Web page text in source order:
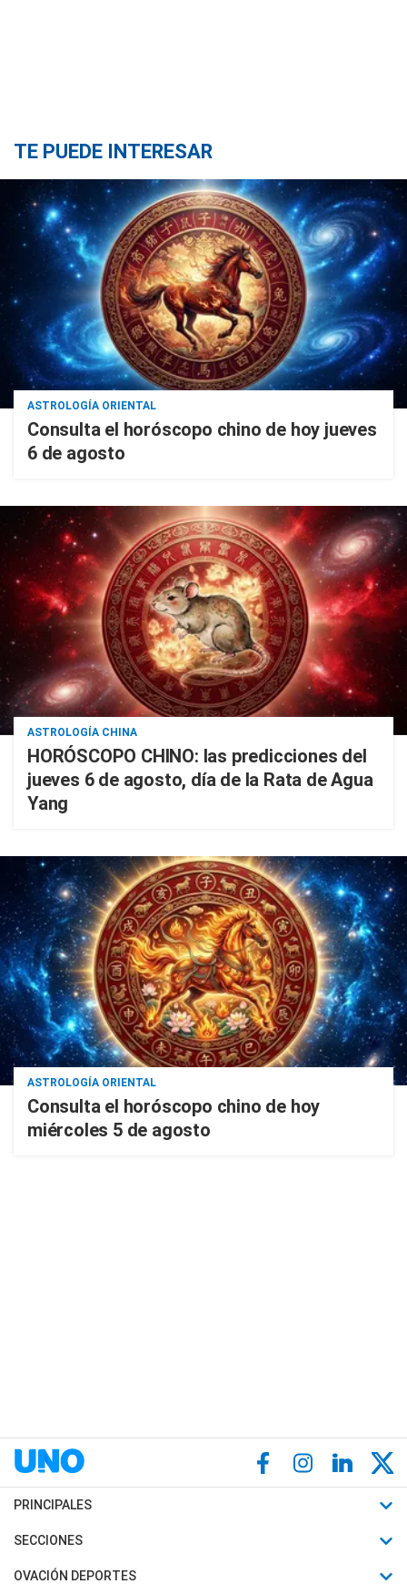
TE PUEDE INTERESAR
ASTROLOGÍA ORIENTAL
Consulta el horóscopo chino de hoy jueves
6 de agosto
ASTROLOGÍA CHINA
HORÓSCOPO CHINO: las predicciones del
jueves 6 de agosto, día de la Rata de Agua
Yang
ASTROLOGÍA ORIENTAL
Consulta el horóscopo chino de hoy
miércoles 5 de agosto
PRINCIPALES
Últimas Noticias
Política
SECCIONES
Horóscopo
OVACIÓN DEPORTES